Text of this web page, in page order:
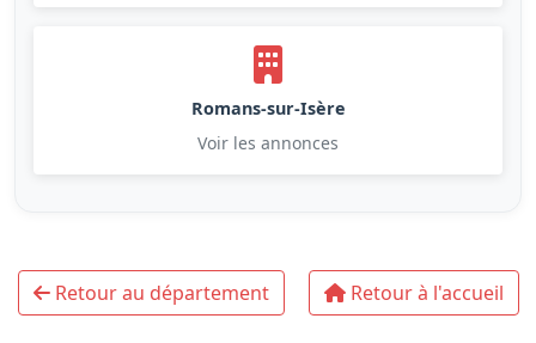
Romans-sur-Isère
Voir les annonces
Retour au département Retour à l'accueil